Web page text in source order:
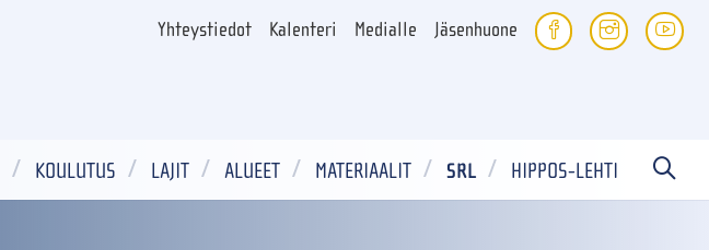
Yhteystiedot Kalenteri Medialle Jäsenhuone
KOULUTUS LAJIT ALUEET MATERIAALIT SRL HIPPOS-LEHTI